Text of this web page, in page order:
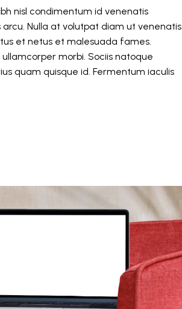
nisl condimentum id venenatis
Nulla at volutpat diam ut venenatis
et netus et malesuada fames.
morbi. Sociis natoque
quam quisque id. Fermentum iaculis